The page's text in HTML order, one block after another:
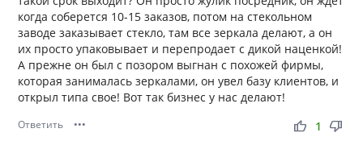
когда соберется 10-15 заказов, потом на стекольном
заводе заказывает стекло, там все зеркала делают, а он
их просто упаковывает и перепродает с дикой наценкой!
А прежне он был с позором выгнан с похожей фирмы,
которая занималась зеркалами, он увел базу клиентов, и
открыл типа свое! Вот так бизнес у нас делают!
Ответить ••• thumb_up thumb_down
1